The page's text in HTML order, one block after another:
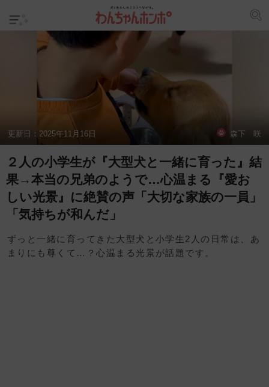
更新日： 2025年11月16日 森下 咲
２人の小学生が『大型犬と一緒に育った』結
果→本当の兄弟のようで…心温まる『愛お
しい光景』に絶賛の声「大切な家族の一員」
「気持ちが和んだ」
ずっと一緒に育ってきた大型犬と小学生2人の日常は、あ
まりにも尊くて…？心温まる光景が話題です。